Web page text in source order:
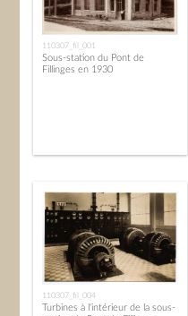
110307_fil_001
Sous-station du Pont de
Fillinges en 1930
110307_fil_004
Turbines à l'intérieur de la sous-